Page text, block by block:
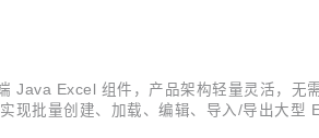
Excel 组件，产品架构轻量灵活，
现批量创建、加载、编辑、导入/导出大